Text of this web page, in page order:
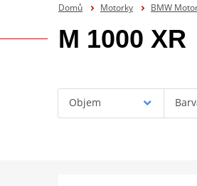
Domů Motorky BMW
M 1000 XR
Objem